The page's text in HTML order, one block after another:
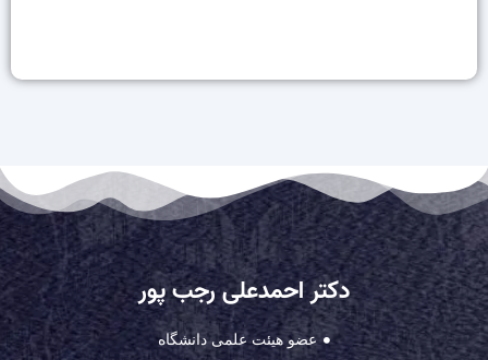
دکتر احمدعلی رجب پور
عضو هیئت علمی دانشگاه